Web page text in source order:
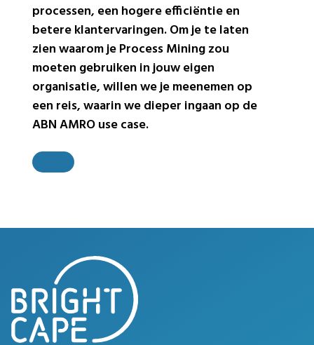
processen, een hogere efficiëntie en
betere klantervaringen.Om je te laten
zien waarom je Process Mining zou
moeten gebruiken in jouweigen
organisatie, willen we je meenemen op
een reis, waarin we dieper ingaan op de
ABN AMRO use case.